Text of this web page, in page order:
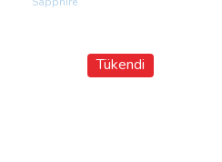
Tükendi